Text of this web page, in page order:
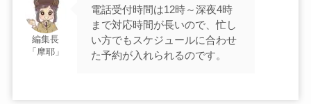
編集長
「摩耶」
電話受付時間は12時～深夜4時
まで対応時間が長いので、忙し
い方でもスケジュールに合わせ
た予約が入れられるのです。